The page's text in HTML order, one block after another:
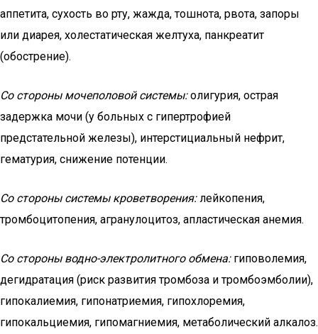
аппетита, сухость во рту, жажда, тошнота, рвота, запоры
или диарея, холестатическая желтуха, панкреатит
(обострение).
Со стороны мочеполовой системы:олигурия, острая
задержка мочи (у больных с гипертрофией
предстательной железы), интерстициальный нефрит,
гематурия, снижение потенции.
Со стороны системы кроветворения:лейкопения,
тромбоцитопения, агранулоцитоз, апластическая анемия.
Со стороны водно-электролитного обмена:гиповолемия,
дегидратация (риск развития тромбоза и тромбоэмболии),
гипокалиемия, гипонатриемия, гипохлоремия,
гипокальциемия, гипомагниемия, метаболический алкалоз.